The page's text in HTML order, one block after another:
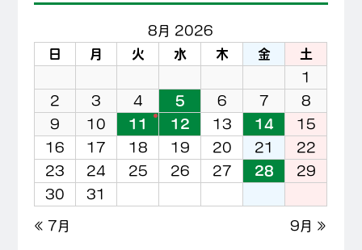
8月 2026
日
月 火 水 木 金
土
1
2
3 4 5 6 7
8
9
10 11 12 13 14
15
16
17 18 19 20 21
22
23
24 25 26 27 28
29
30
31
« 7月 9月 »